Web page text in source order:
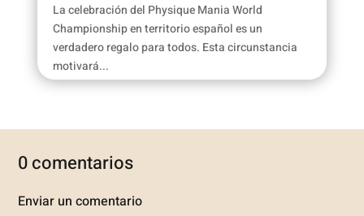
La celebración del Physique Mania World
Championship en territorio español es un
verdadero regalo para todos. Esta circunstancia
motivará...
0 comentarios
Enviar un comentario